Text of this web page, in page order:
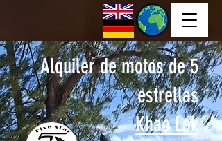
Alquiler de motos de 5
estrellas
Khao Lak